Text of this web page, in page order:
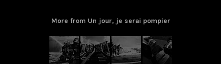
More from Un jour, je serai pompier